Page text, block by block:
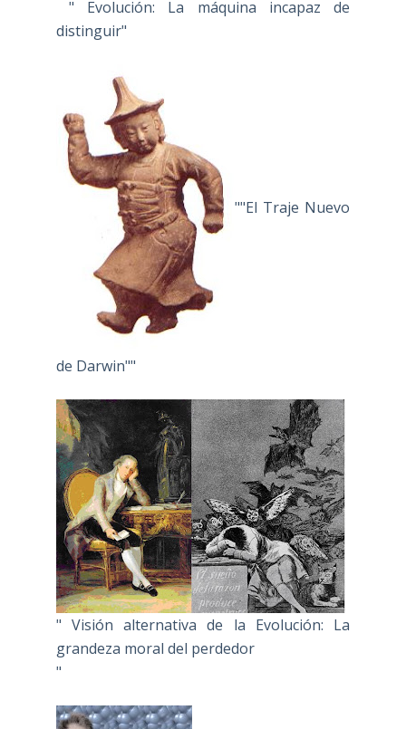
" Evolución: La máquina incapaz de
distinguir"
""El Traje Nuevo
de Darwin""
" Visión alternativa de la Evolución: La
grandeza moral del perdedor
"